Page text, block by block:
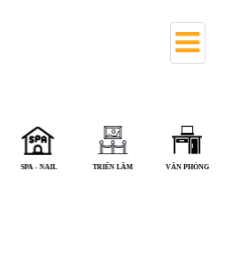
SPA - NAIL TRIỂN LÃM VĂN PHÒNG